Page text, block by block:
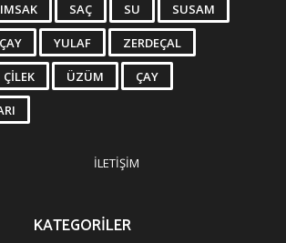
SAÇ SU SUSAM
YULAF ZERDEÇAL
ÇILEK ÜZÜM ÇAY
İLETIŞIM
KATEGORILER